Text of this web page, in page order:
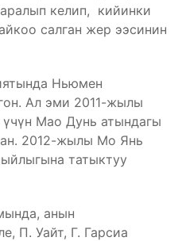
келип, кийинки
салган жер ээсинин
Ньюмен
Ал эми 2011-жылы
үчүн Мао Дунь атындагы
2012-жылы Мо Янь
татыктуу
анын
П. Уайт, Г. Гарсиа